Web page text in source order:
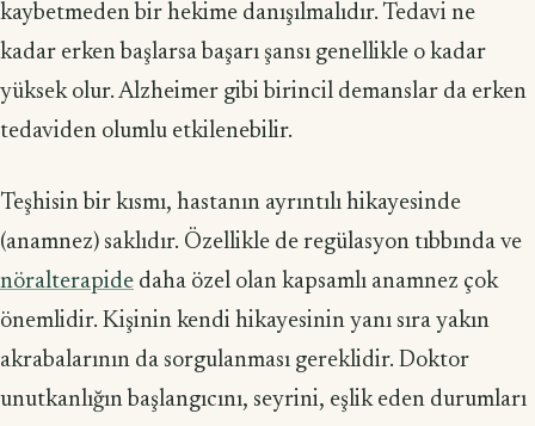
kaybetmeden bir hekime danışılmalıdır. Tedavi ne
kadar erken başlarsa başarı şansı genellikle o kadar
yüksek olur. Alzheimer gibi birincil demanslar da erken
tedaviden olumlu etkilenebilir.
Teşhisin bir kısmı, hastanın ayrıntılı hikayesinde
(anamnez) saklıdır. Özellikle de regülasyon tıbbında ve
nöralterapide daha özel olan kapsamlı anamnez çok
önemlidir. Kişinin kendi hikayesinin yanı sıra yakın
akrabalarının da sorgulanması gereklidir. Doktor
unutkanlığın başlangıcını, seyrini, eşlik eden durumları